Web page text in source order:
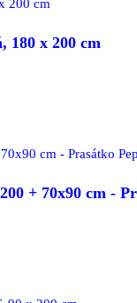
180 x 200 cm
+ 70x90 cm -